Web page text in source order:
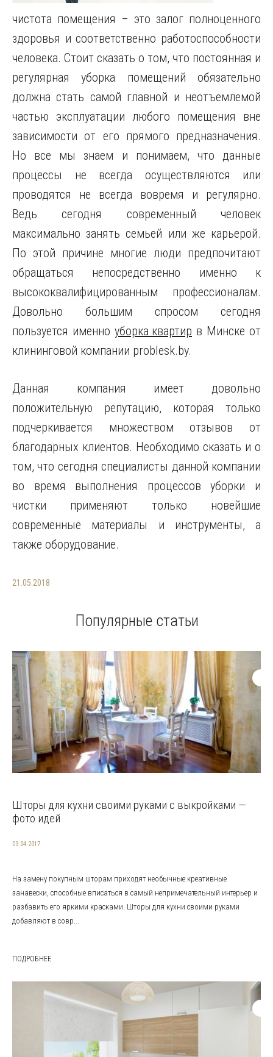
чистота помещения – это залог полноценного
здоровья и соответственно работоспособности
человека. Стоит сказать о том, что постоянная и
регулярная уборка помещений обязательно
должна стать самой главной и неотъемлемой
частью эксплуатации любого помещения вне
зависимости от его прямого предназначения.
Но все мы знаем и понимаем, что данные
процессы не всегда осуществляются или
проводятся не всегда вовремя и регулярно.
Ведь сегодня современный человек
максимально занять семьей или же карьерой.
По этой причине многие люди предпочитают
обращаться непосредственно именно к
высококвалифицированным профессионалам.
Довольно большим спросом сегодня
пользуется именно уборка квартир в Минске от
клининговой компании problesk.by.
Данная компания имеет довольно
положительную репутацию, которая только
подчеркивается множеством отзывов от
благодарных клиентов. Необходимо сказать и о
том, что сегодня специалисты данной компании
во время выполнения процессов уборки и
чистки применяют только новейшие
современные материалы и инструменты, а
также оборудование.
21.05.2018
Популярные статьи
Шторы для кухни своими руками с выкройками —
фото идей
03.04.2017
На замену покупным шторам приходят необычные креативные
занавески, способные вписаться в самый непримечательный интерьер и
разбавить его яркими красками. Шторы для кухни своими руками
добавляют в совр...
ПОДРОБНЕЕ